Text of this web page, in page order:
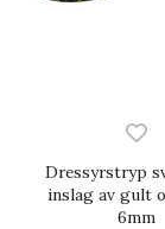
Dressyrstryp
inslag av gult
6mm